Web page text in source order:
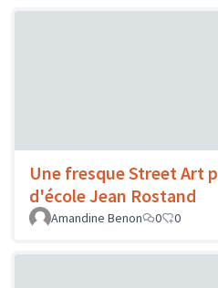
Une fresque Street Art
d'école Jean Rostand
Amandine Benon
0 0